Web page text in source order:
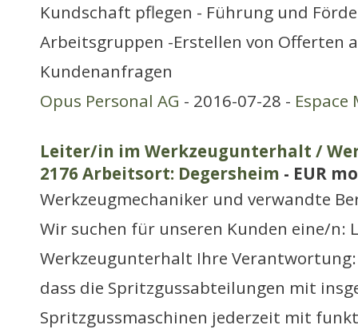
Kundschaft pflegen - Führung und
Arbeitsgruppen -Erstellen von Offerten
Kundenanfragen
Opus Personal AG - 2016-07-28 -
Leiter/in im Werkzeugunterhalt /
2176 Arbeitsort: Degersheim - EUR
Werkzeugmechaniker und verwandte
Wir suchen für unseren Kunden eine/n:
Werkzeugunterhalt Ihre Verantwortung:
dass die Spritzgussabteilungen mit
Spritzgussmaschinen jederzeit mit